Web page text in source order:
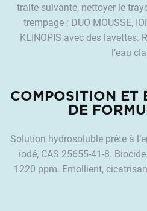
traite suivante, nettoyer le
trempage : DUO MOUSSE,
KLINOPIS avec des lavettes.
l’eau
COMPOSITION ET
DE
Solution hydrosoluble prête à
iodé, CAS 25655-41-8.
1220 ppm. Emollient,